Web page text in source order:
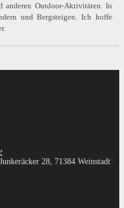
anderen Outdoor-Aktivitäten. In
und Bergsteigen. Ich hoffe
28, 71384 Weinstadt